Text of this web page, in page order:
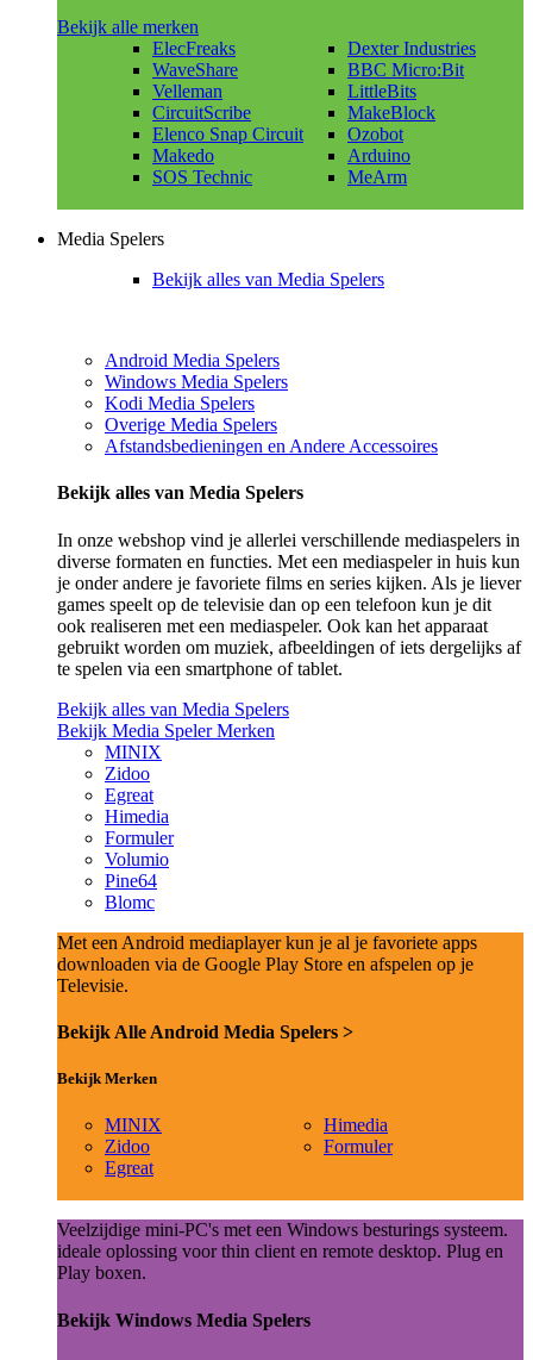
Bekijk alle merken
ElecFreaks
WaveShare
Velleman
CircuitScribe
Elenco Snap Circuit
Makedo
SOS Technic
Dexter Industries
BBC Micro:Bit
LittleBits
MakeBlock
Ozobot
Arduino
MeArm
Media Spelers
Bekijk alles van Media Spelers
Android Media Spelers
Windows Media Spelers
Kodi Media Spelers
Overige Media Spelers
Afstandsbedieningen en Andere Accessoires
Bekijk alles van Media Spelers
In onze webshop vind je allerlei verschillende mediaspelers in
diverse formaten en functies. Met een mediaspeler in huis kun
je onder andere je favoriete films en series kijken. Als je liever
games speelt op de televisie dan op een telefoon kun je dit
ook realiseren met een mediaspeler. Ook kan het apparaat
gebruikt worden om muziek, afbeeldingen of iets dergelijks af
te spelen via een smartphone of tablet.
Bekijk alles van Media Spelers
Bekijk Media Speler Merken
MINIX
Zidoo
Egreat
Himedia
Formuler
Volumio
Pine64
Blomc
Met een Android mediaplayer kun je al je favoriete apps
downloaden via de Google Play Store en afspelen op je
Televisie.
Bekijk Alle Android Media Spelers >
Bekijk Merken
MINIX
Zidoo
Egreat
Himedia
Formuler
Veelzijdige mini-PC's met een Windows besturings systeem.
ideale oplossing voor thin client en remote desktop. Plug en
Play boxen.
Bekijk Windows Media Spelers